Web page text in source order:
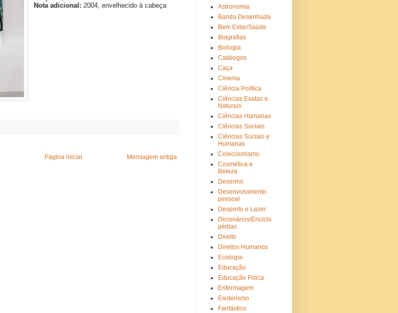
Notaadicional :2004, envelhecido à cabeça
Mensagem antiga
Página inicial
Astronomia
Banda Desenhada
Bem Estar/Saúde
Biografias
Biologia
Catálogos
Caça
Cinema
Ciência Política
Ciências Exatas e
Naturais
Ciências Humanas
Ciências Sociais
Ciências Sociais e
Humanas
Coleccionismo
Cosmética e
Beleza
Desenho
Desenvolvimento
pessoal
Desporto e Lazer
Dicionários/Enciclo
pédias
Direito
Direitos Humanos
Ecologia
Educação
Educação Fisica
Enfermagem
Esoterismo
Fantástico